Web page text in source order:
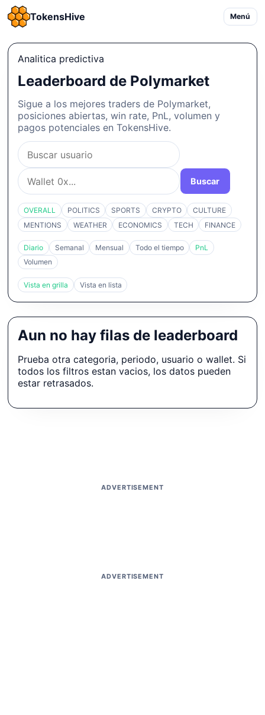
TokensHive Menú
Analitica predictiva
Leaderboard de Polymarket
Sigue a los mejores traders de Polymarket,
posiciones abiertas, win rate, PnL, volumen y
pagos potenciales en TokensHive.
Buscar
OVERALL POLITICS SPORTS CRYPTO
CULTURE
MENTIONS
WEATHER ECONOMICS TECH FINANCE
Diario Semanal Mensual Todo el tiempo
PnL
Volumen
Vista en grilla Vista en lista
Aun no hay filas de leaderboard
Prueba otra categoria, periodo, usuario o wallet. Si
todos los filtros estan vacios, los datos pueden
estar retrasados.
ADVERTISEMENT
ADVERTISEMENT